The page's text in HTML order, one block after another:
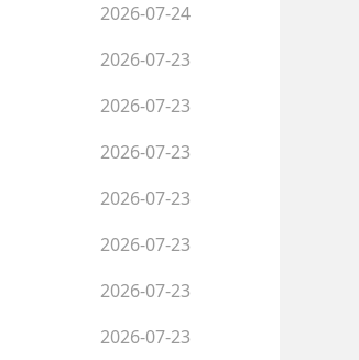
2026-07-24
2026-07-23
2026-07-23
2026-07-23
2026-07-23
2026-07-23
2026-07-23
2026-07-23